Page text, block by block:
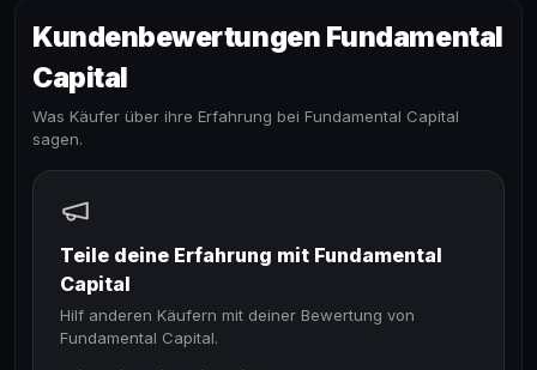
Kundenbewertungen Fundamental
Capital
Was Käufer über ihre Erfahrung bei Fundamental Capital
sagen.
Teile deine Erfahrung mit Fundamental
Capital
Hilf anderen Käufern mit deiner Bewertung von
Fundamental Capital.